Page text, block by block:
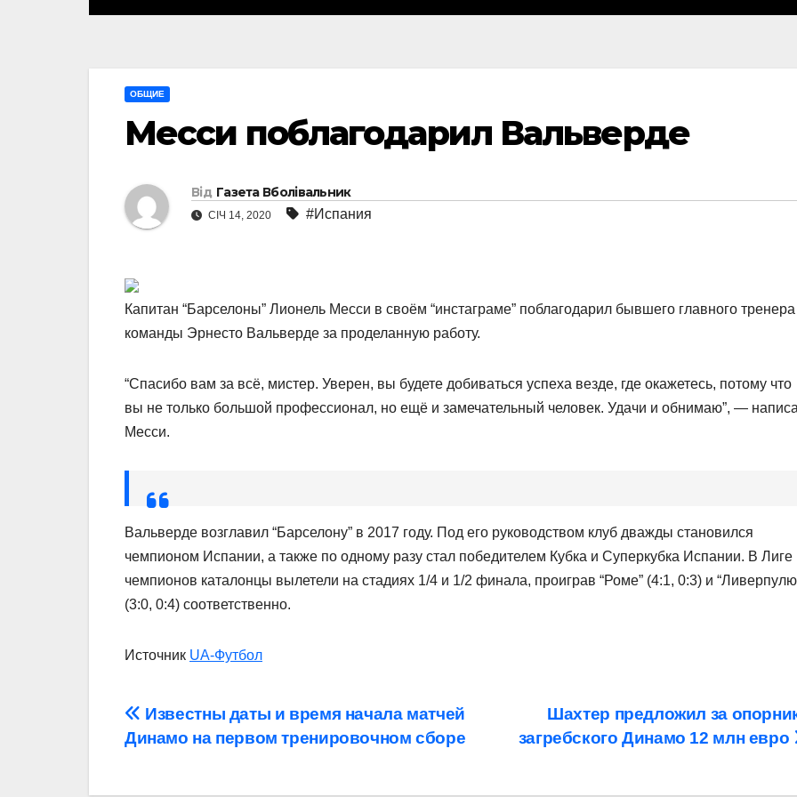
ОБЩИЕ
Месси поблагодарил Вальверде
Від Газета Вболівальник
СІЧ 14, 2020 #Испания
Капитан “Барселоны” Лионель Месси в своём “инстаграме” поблагодарил бывшего главного тренера
команды Эрнесто Вальверде за проделанную работу.
“Спасибо вам за всё, мистер. Уверен, вы будете добиваться успеха везде, где окажетесь, потому что
вы не только большой профессионал, но ещё и замечательный человек. Удачи и обнимаю”, —
Месси.
Вальверде возглавил “Барселону” в 2017 году. Под его руководством клуб дважды становился
чемпионом Испании, а также по одному разу стал победителем Кубка и Суперкубка Испании. В Лиге
чемпионов каталонцы вылетели на стадиях 1/4 и 1/2 финала, проиграв “Роме” (4:1, 0:3) и
(3:0, 0:4) соответственно.
Источник UA-Футбол
Навігація
записів
Шахтер предложил за
загребского Динамо 12 млн евро
Известны даты и время начала матчей
Динамо на первом тренировочном сборе